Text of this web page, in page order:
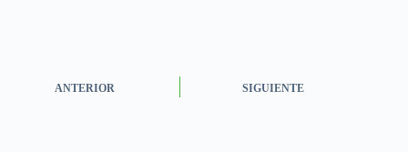
ANTERIOR SIGUIENTE